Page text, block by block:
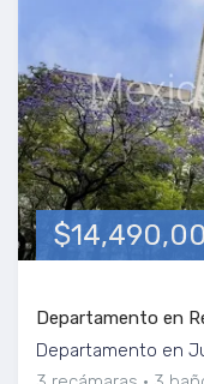
Departamento en
Departamento en